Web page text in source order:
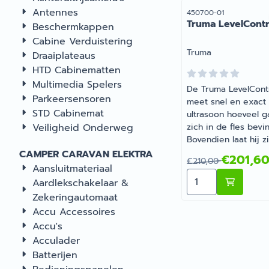
Antennes
Beschermkappen
Cabine Verduistering
Draaiplateaus
HTD Cabinematten
Multimedia Spelers
Parkeersensoren
STD Cabinemat
Veiligheid Onderweg
CAMPER CARAVAN ELEKTRA
Aansluitmateriaal
Aardlekschakelaar &
Zekeringautomaat
Accu Accessoires
Accu's
Acculader
Batterijen
Artikelnummer
450700-01
Truma
Merk:
Truma
De Truma
meet snel en exact
ultrasoon hoeveel
zich in de fles
Bovendien laat hij
gas kan worden
De vulpeilsensor
de berekende
Van 210,00 voor
€210,00€201,60
Aantal kiezen